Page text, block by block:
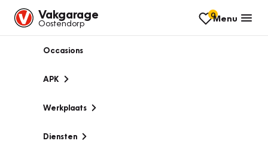
Vakgarage
Oostendorp
0Menu
Occasions
APK
Werkplaats
Diensten